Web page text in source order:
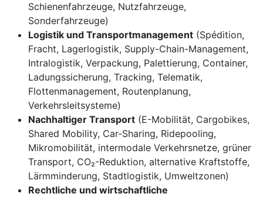
Schienenfahrzeuge, Nutzfahrzeuge,
Sonderfahrzeuge)
Logistik und Transportmanagement (Spédition,
Fracht, Lagerlogistik, Supply-Chain-Management,
Intralogistik, Verpackung, Palettierung, Container,
Ladungssicherung, Tracking, Telematik,
Flottenmanagement, Routenplanung,
Verkehrsleitsysteme)
Nachhaltiger Transport (E-Mobilität, Cargobikes,
Shared Mobility, Car-Sharing, Ridepooling,
Mikromobilität, intermodale Verkehrsnetze, grüner
Transport, CO₂-Reduktion, alternative Kraftstoffe,
Lärmminderung, Stadtlogistik, Umweltzonen)
Rechtliche und wirtschaftliche